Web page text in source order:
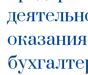
оказания